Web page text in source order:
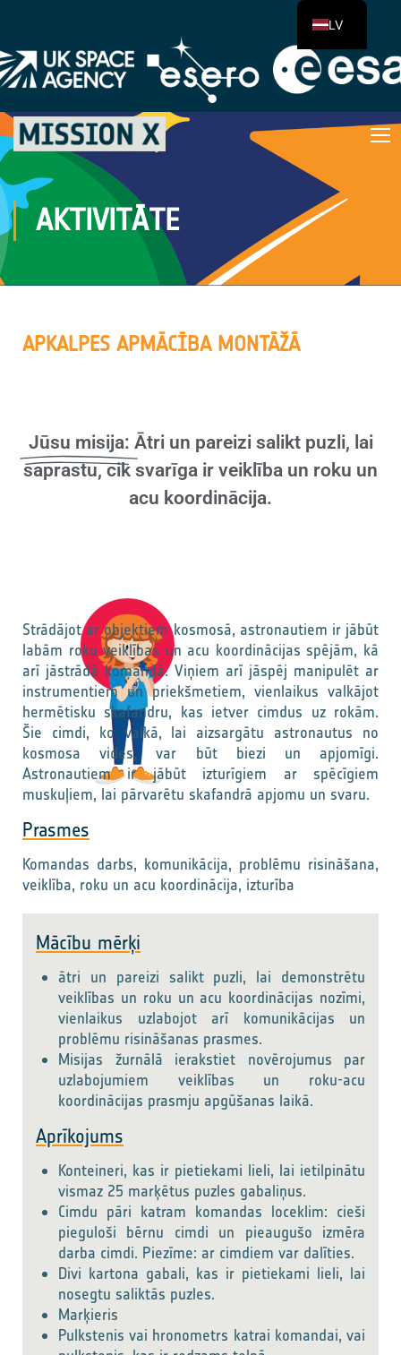
AKTIVITĀTE
APKALPES APMĀCĪBA MONTĀŽĀ
Jūsu misija: Ātri un pareizi salikt puzli, lai
saprastu, cik svarīga ir veiklība un roku un
acu koordinācija.
Strādājot ar objektiem kosmosā, astronautiem ir jābūt
labām roku veiklības un acu koordinācijas spējām, kā
arī jāstrādā komandā. Viņiem arī jāspēj manipulēt ar
instrumentiem un priekšmetiem, vienlaikus valkājot
hermētisku skafandru, kas ietver cimdus uz rokām.
Šie cimdi, ko valkā, lai aizsargātu astronautus no
kosmosa vides, var būt biezi un apjomīgi.
Astronautiem ir jābūt izturīgiem ar spēcīgiem
muskuļiem, lai pārvarētu skafandrā apjomu un svaru.
Prasmes
Komandas darbs, komunikācija, problēmu risināšana,
veiklība, roku un acu koordinācija, izturība
Mācību mērķi
ātri un pareizi salikt puzli, lai demonstrētu
veiklības un roku un acu koordinācijas nozīmi,
vienlaikus uzlabojot arī komunikācijas un
problēmu risināšanas prasmes.
Misijas žurnālā ierakstiet novērojumus par
uzlabojumiem veiklības un roku-acu
koordinācijas prasmju apgūšanas laikā.
Aprīkojums
Konteineri, kas ir pietiekami lieli, lai ietilpinātu
vismaz 25 marķētus puzles gabaliņus.
Cimdu pāri katram komandas loceklim: cieši
pieguloši bērnu cimdi un pieaugušo izmēra
darba cimdi. Piezīme: ar cimdiem var dalīties.
Divi kartona gabali, kas ir pietiekami lieli, lai
nosegtu saliktās puzles.
Marķieris
Pulkstenis vai hronometrs katrai komandai, vai
LV